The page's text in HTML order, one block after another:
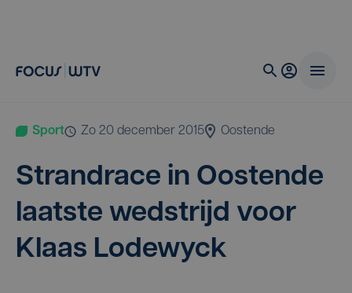
Sport zo 20 december 2015 Oostende
Strand­ra­ce in Oos­ten­de
laat­ste wed­strijd voor
Klaas Lodewyck